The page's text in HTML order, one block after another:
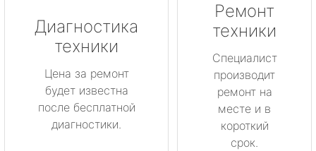
Диагностика
техники
Цена за ремонт
будет известна
после бесплатной
диагностики.
Ремонт
техники
Специалист
производит
ремонт на
месте и в
короткий
срок.